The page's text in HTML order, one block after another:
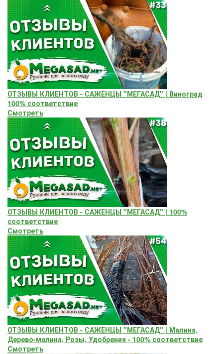
ОТЗЫВЫ КЛИЕНТОВ - САЖЕНЦЫ "МЕГАСАД" | Виноград
100% соответствие
Смотреть
ОТЗЫВЫ КЛИЕНТОВ - САЖЕНЦЫ "МЕГАСАД" | 100%
соответствие
Смотреть
ОТЗЫВЫ КЛИЕНТОВ - САЖЕНЦЫ "МЕГАСАД" | Малина,
Дерево-малина, Розы, Удобрения - 100% соответствие
Смотреть